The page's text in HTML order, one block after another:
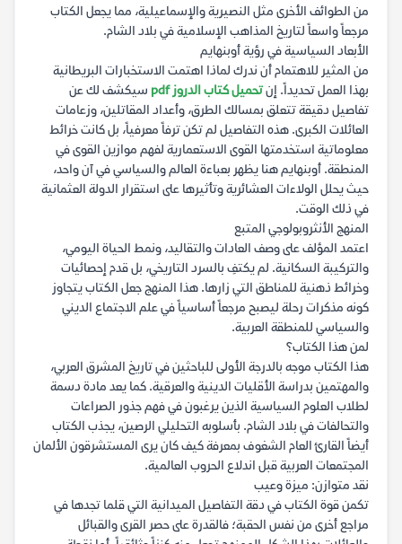
من الطوائف الأخرى مثل النصيرية والإسماعيلية، مما يجعل الكتاب
مرجعاً واسعاً لتاريخ المذاهب الإسلامية في بلاد الشام.
الأبعاد السياسية في رؤية أوبنهايم
من المثير للاهتمام أن ندرك لماذا اهتمت الاستخبارات البريطانية
بهذا العمل تحديداً. إنتحميل كتاب الدروز pdf
سيكشف لك عن
تفاصيل دقيقة تتعلق بمسالك الطرق، وأعداد المقاتلين، وزعامات
العائلات الكبرى. هذه التفاصيل لم تكن ترفاً معرفياً، بل كانت خرائط
معلوماتية استخدمتها القوى الاستعمارية لفهم موازين القوى في
المنطقة. أوبنهايم هنا يظهر بعباءة العالم والسياسي في آن واحد،
حيث يحلل الولاءات العشائرية وتأثيرها على استقرار الدولة العثمانية
في ذلك الوقت.
المنهج الأنثروبولوجي المتبع
اعتمد المؤلف على وصف العادات والتقاليد، ونمط الحياة اليومي،
والتركيبة السكانية. لم يكتفِ بالسرد التاريخي، بل قدم إحصائيات
وخرائط ذهنية للمناطق التي زارها. هذا المنهج جعل الكتاب يتجاوز
كونه مذكرات رحلة ليصبح مرجعاً أساسياً في علم الاجتماع الديني
والسياسي للمنطقة العربية.
لمن هذا الكتاب؟
هذا الكتاب موجه بالدرجة الأولى للباحثين في تاريخ المشرق العربي،
والمهتمين بدراسة الأقليات الدينية والعرقية. كما يعد مادة دسمة
لطلاب العلوم السياسية الذين يرغبون في فهم جذور الصراعات
والتحالفات في بلاد الشام. بأسلوبه التحليلي الرصين، يجذب الكتاب
أيضاً القارئ العام الشغوف بمعرفة كيف كان يرى المستشرقون الألمان
المجتمعات العربية قبل اندلاع الحروب العالمية.
نقد متوازن: ميزة وعيب
تكمن قوة الكتاب في دقة التفاصيل الميدانية التي قلما تجدها في
مراجع أخرى من نفس الحقبة؛ فالقدرة على حصر القرى والقبائل